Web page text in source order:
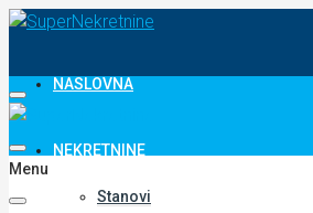
NASLOVNA
NEKRETNINE
Stanovi
Menu